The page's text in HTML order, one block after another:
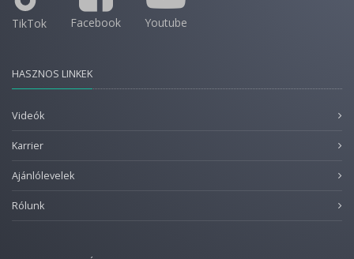
TikTok Facebook Youtube
HASZNOS LINKEK
Videók
Karrier
Ajánlólevelek
Rólunk